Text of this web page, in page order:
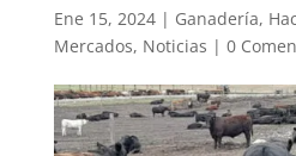
Ene 15, 2024| Ganadería,
Mercados, Noticias | 0